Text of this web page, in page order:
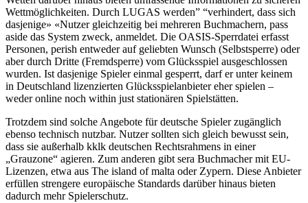
Wettmöglichkeiten. Durch LUGAS werden” “verhindert, dass sich
dasjenige» «Nutzer gleichzeitig bei mehreren Buchmachern, pass
aside das System zweck, anmeldet. Die OASIS-Sperrdatei erfasst
Personen, perish entweder auf geliebten Wunsch (Selbstsperre) oder
aber durch Dritte (Fremdsperre) vom Glücksspiel ausgeschlossen
wurden. Ist dasjenige Spieler einmal gesperrt, darf er unter keinem
in Deutschland lizenzierten Glücksspielanbieter eher spielen –
weder online noch within just stationären Spielstätten.
Trotzdem sind solche Angebote für deutsche Spieler zugänglich
ebenso technisch nutzbar. Nutzer sollten sich gleich bewusst sein,
dass sie außerhalb kklk deutschen Rechtsrahmens in einer
„Grauzone“ agieren. Zum anderen gibt sera Buchmacher mit EU-
Lizenzen, etwa aus The island of malta oder Zypern. Diese Anbieter
erfüllen strengere europäische Standards darüber hinaus bieten
dadurch mehr Spielerschutz.